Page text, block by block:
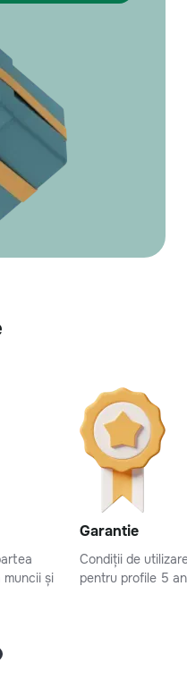
și
Garantie
Condiții de
pentru profile 5